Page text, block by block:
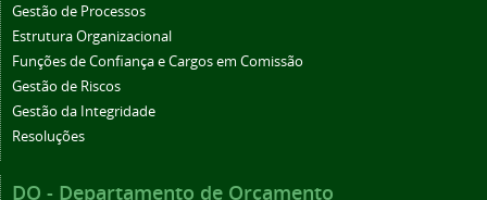
Gestão de Processos
Estrutura Organizacional
Funções de Confiança e Cargos em Comissão
Gestão de Riscos
Gestão da Integridade
Resoluções
DO - Departamento de Orçamento